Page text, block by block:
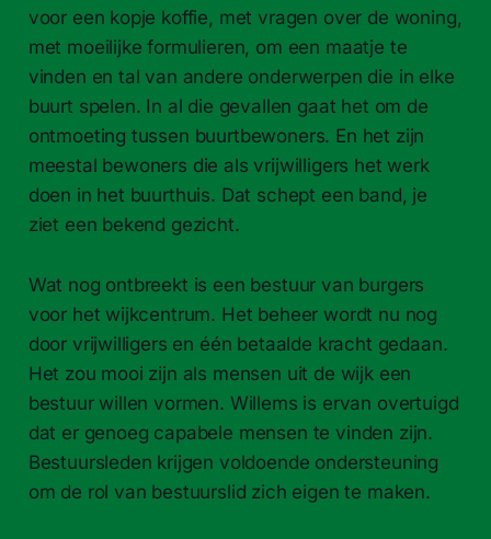
voor een kopje koffie, met vragen over de woning,
met moeilijke formulieren, om een maatje te
vinden en tal van andere onderwerpen die in elke
buurt spelen. In al die gevallen gaat het om de
ontmoeting tussen buurtbewoners. En het zijn
meestal bewoners die als vrijwilligers het werk
doen in het buurthuis. Dat schept een band, je
ziet een bekend gezicht.
Wat nog ontbreekt is een bestuur van burgers
voor het wijkcentrum. Het beheer wordt nu nog
door vrijwilligers en één betaalde kracht gedaan.
Het zou mooi zijn als mensen uit de wijk een
bestuur willen vormen. Willems is ervan overtuigd
dat er genoeg capabele mensen te vinden zijn.
Bestuursleden krijgen voldoende ondersteuning
om de rol van bestuurslid zich eigen te maken.